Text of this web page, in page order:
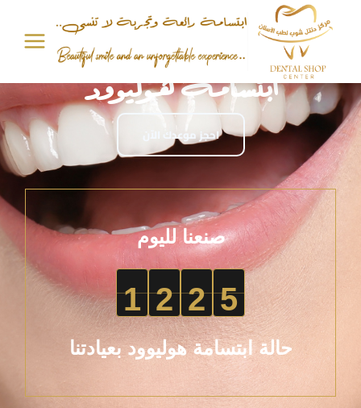
ابتسامة هوليوود
احجز موعدك الآن
صنعنا لليوم
1 2 2 5
حالة ابتسامة هوليوود بعيادتنا